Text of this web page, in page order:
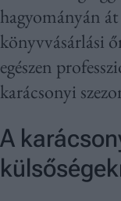
hagyományán
könyvvásárlási
egészen
karácsonyi
A